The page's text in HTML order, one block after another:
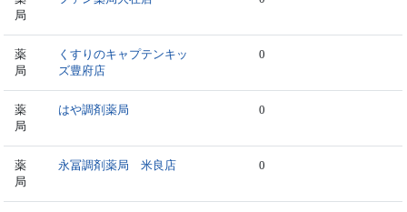
局
薬
局
くすりのキャプテンキッ
ズ豊府店
0
薬
局
はや調剤薬局 0
薬
局
永冨調剤薬局 米良店 0